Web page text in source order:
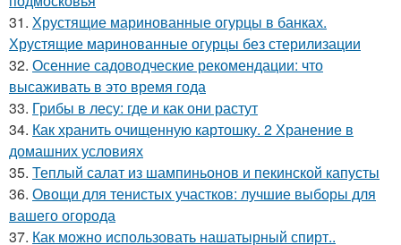
31. Хрустящие маринованные огурцы в банках.
Хрустящие маринованные огурцы без стерилизации
32. Осенние садоводческие рекомендации: что
высаживать в это время года
33. Грибы в лесу: где и как они растут
34. Как хранить очищенную картошку. 2 Хранение в
домашних условиях
35. Теплый салат из шампиньонов и пекинской капусты
36. Овощи для тенистых участков: лучшие выборы для
вашего огорода
37. Как можно использовать нашатырный спирт..